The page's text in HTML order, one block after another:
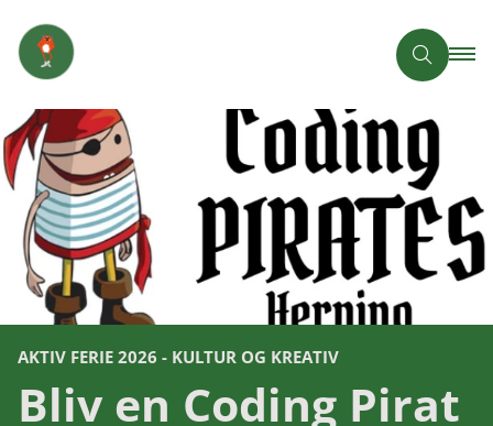
AKTIV FERIE 2026 - KULTUR OG KREATIV
Bliv en Coding Pirat